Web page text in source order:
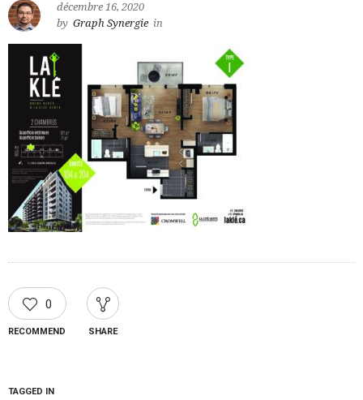
décembre 16, 2020
by Graph Synergie in
0
RECOMMEND SHARE
TAGGED IN